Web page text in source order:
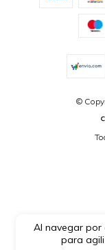
Al navegar por
para
©